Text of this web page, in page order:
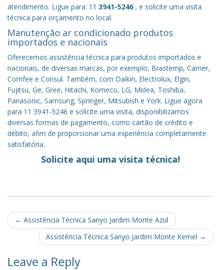
atendimento. Ligue para: 11 3941-5246 , e solicite uma visita
técnica para orçamento no local.
Manutenção ar condicionado produtos
importados e nacionais
Oferecemos assistência técnica para produtos importados e
nacionais, de diversas marcas, por exemplo, Brastemp, Carrier,
Comfee e Consul. Também, com Daikin, Electrolux, Elgin,
Fujitsu, Ge, Gree, Hitachi, Komeco, LG, Midea, Toshiba,
Panasonic, Samsung, Springer, Mitsubish e York. Ligue agora
para 11 3941-5246 e solicite uma visita, disponibilizamos
diversas formas de pagamento, como cartão de crédito e
débito, afim de proporcionar uma experiência completamente
satisfatória.
Solicite aqui uma visita técnica!
Post
navigation
← Assistência Técnica Sanyo Jardim Monte Azul
Assistência Técnica Sanyo Jardim Monte Kemel →
Leave a Reply